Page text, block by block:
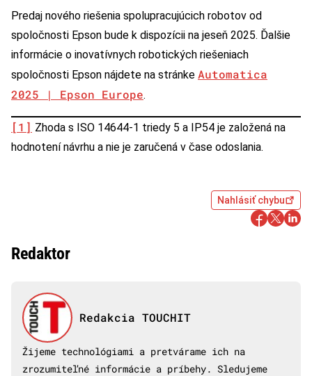
Predaj nového riešenia spolupracujúcich robotov od
spoločnosti Epson bude k dispozícii na jeseň 2025. Ďalšie
informácie o inovatívnych robotických riešeniach
spoločnosti Epson nájdete na stránke Automatica
2025 | Epson Europe.
[1] Zhoda s ISO 14644-1 triedy 5 a IP54 je založená na
hodnotení návrhu a nie je zaručená v čase odoslania.
Nahlásiť chybu
Redaktor
Redakcia TOUCHIT
Žijeme technológiami a pretvárame ich na
zrozumiteľné informácie a príbehy. Sledujeme